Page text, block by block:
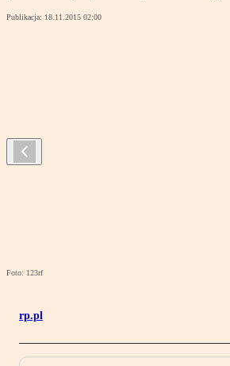
Publikacja: 18.11.2015 02:00
Foto: 123rf
rp.pl